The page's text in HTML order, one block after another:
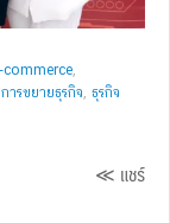
commerce,
การขยายธุรกิจ, ธุรกิจ
≪ แชร์